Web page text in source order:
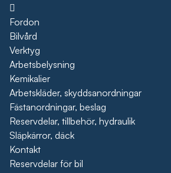
Öppna
Fordon
Bilvård
Verktyg
Arbetsbelysning
Kemikalier
Arbetskläder, skyddsanordningar
Fästanordningar, beslag
Reservdelar, tillbehör, hydraulik
Släpkärror, däck
Kontakt
Reservdelar för bil